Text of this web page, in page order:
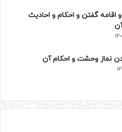
اقامه گفتن و احکام و احادیث
نماز وحشت و احکام آن